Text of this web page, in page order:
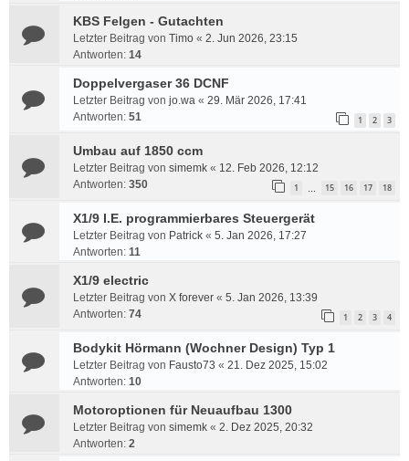
KBS Felgen - Gutachten
Letzter Beitrag von Timo « 2. Jun 2026, 23:15
Antworten: 14
Doppelvergaser 36 DCNF
Letzter Beitrag von jo.wa « 29. Mär 2026, 17:41
Antworten: 51 1 2 3
Umbau auf 1850 ccm
Letzter Beitrag von simemk « 12. Feb 2026, 12:12
Antworten: 350 1 15 16 17 18
X1/9 I.E. programmierbares Steuergerät
Letzter Beitrag von Patrick « 5. Jan 2026, 17:27
Antworten: 11
X1/9 electric
Letzter Beitrag von X forever « 5. Jan 2026, 13:39
Antworten: 74 1 2 3 4
Bodykit Hörmann (Wochner Design) Typ 1
Letzter Beitrag von Fausto73 « 21. Dez 2025, 15:02
Antworten: 10
Motoroptionen für Neuaufbau 1300
Letzter Beitrag von simemk « 2. Dez 2025, 20:32
Antworten: 2